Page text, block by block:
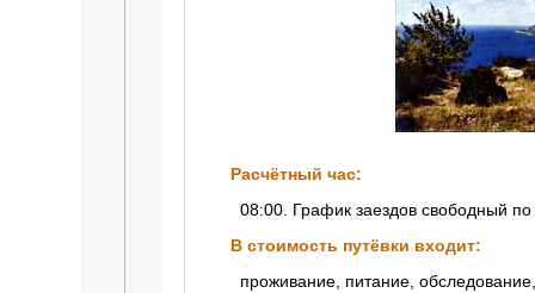
Расчётный час:
08:00. График заездов свободный
В стоимость путёвки входит:
проживание, питание,